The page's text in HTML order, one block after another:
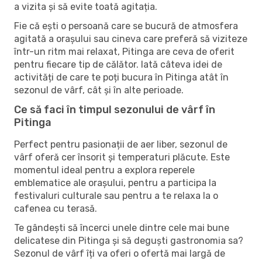
a vizita și să evite toată agitația.
Fie că ești o persoană care se bucură de atmosfera
agitată a orașului sau cineva care preferă să viziteze
într-un ritm mai relaxat, Pitinga are ceva de oferit
pentru fiecare tip de călător. Iată câteva idei de
activități de care te poți bucura în Pitinga atât în ​​
sezonul de vârf, cât și în alte perioade.
Ce să faci în timpul sezonului de vârf în
Pitinga
Perfect pentru pasionații de aer liber, sezonul de
vârf oferă cer însorit și temperaturi plăcute. Este
momentul ideal pentru a explora reperele
emblematice ale orașului, pentru a participa la
festivaluri culturale sau pentru a te relaxa la o
cafenea cu terasă.
Te gândești să încerci unele dintre cele mai bune
delicatese din Pitinga și să deguști gastronomia sa?
Sezonul de vârf îți va oferi o ofertă mai largă de